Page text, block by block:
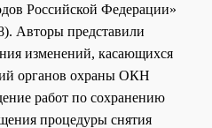
Российской Федерации»
Авторы представили
изменений, касающихся
органов охраны ОКН
работ по сохранению
процедуры снятия